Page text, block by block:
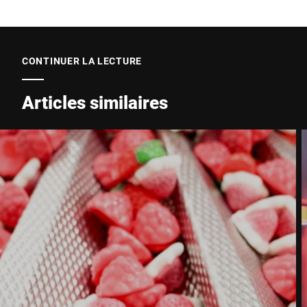
Ville *
Votre demande *
Je confirme par la présente que j'accepte l'utilisation de mes
CONTINUER LA LECTURE
Articles similaires